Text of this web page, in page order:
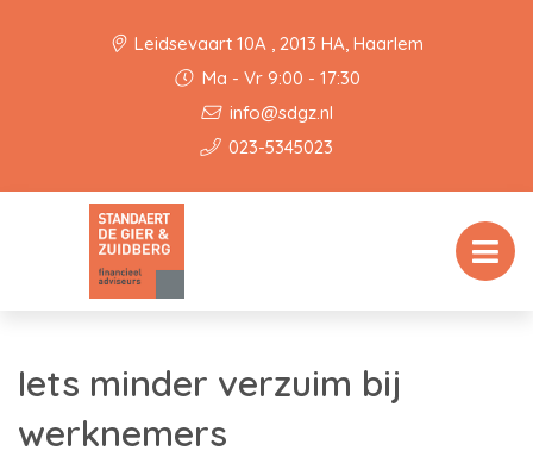
Leidsevaart 10A , 2013 HA, Haarlem
Ma - Vr 9:00 - 17:30
info@sdgz.nl
023-5345023
Iets minder verzuim bij
werknemers